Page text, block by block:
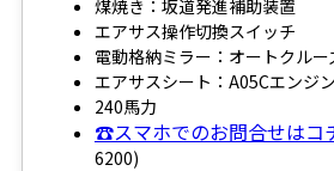
煤焼き：坂道発進補助装置
エアサス操作切換スイッチ
電動格納ミラー：オートクルー
エアサスシート：A05Cエンジン
240馬力
☎スマホでのお問合せはコ
6200)